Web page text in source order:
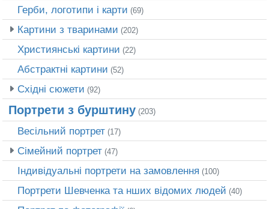
Герби, логотипи і карти (69)
Картини з тваринами (202)
Християнські картини (22)
Абстрактні картини (52)
Східні сюжети (92)
Портрети з бурштину (203)
Весільний портрет (17)
Сімейний портрет (47)
Індивідуальні портрети на замовлення (100)
Портрети Шевченка та нших відомих людей (40)